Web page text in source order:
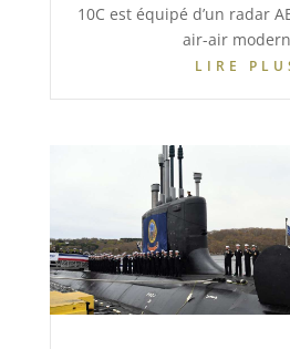
10C est équipé d’un radar
air-air
LIRE